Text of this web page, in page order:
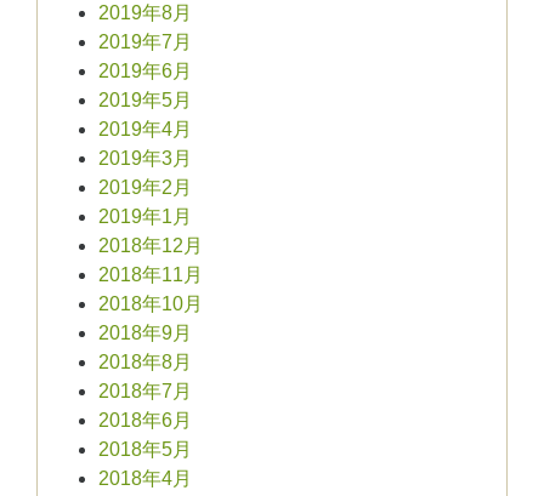
2019年8月
2019年7月
2019年6月
2019年5月
2019年4月
2019年3月
2019年2月
2019年1月
2018年12月
2018年11月
2018年10月
2018年9月
2018年8月
2018年7月
2018年6月
2018年5月
2018年4月